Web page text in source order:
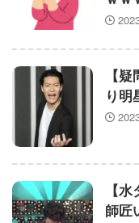
【
り明
【
師匠